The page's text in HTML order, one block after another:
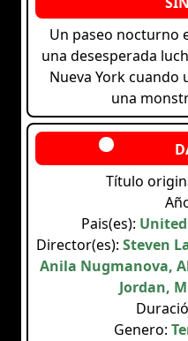
Un paseo nocturno
una desesperada
Nueva York cuando
una
Título
Pais(es):
Director(es): Steven
Anila Nugmanova,
Jordan,
Genero: